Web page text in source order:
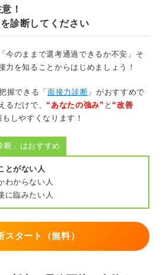
！
診断してください
今のままで選考通過できるか不安」そ
力を知ることからはじめましょう！
握できる「面接力診断 」がおすすめで
るだけで、 “あなたの強み” と “改善
しやすくなります！
断」はおすすめ
とがない人
わからない人
に臨みたい人
スタート（無料）